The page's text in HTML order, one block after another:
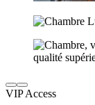
VIP Access